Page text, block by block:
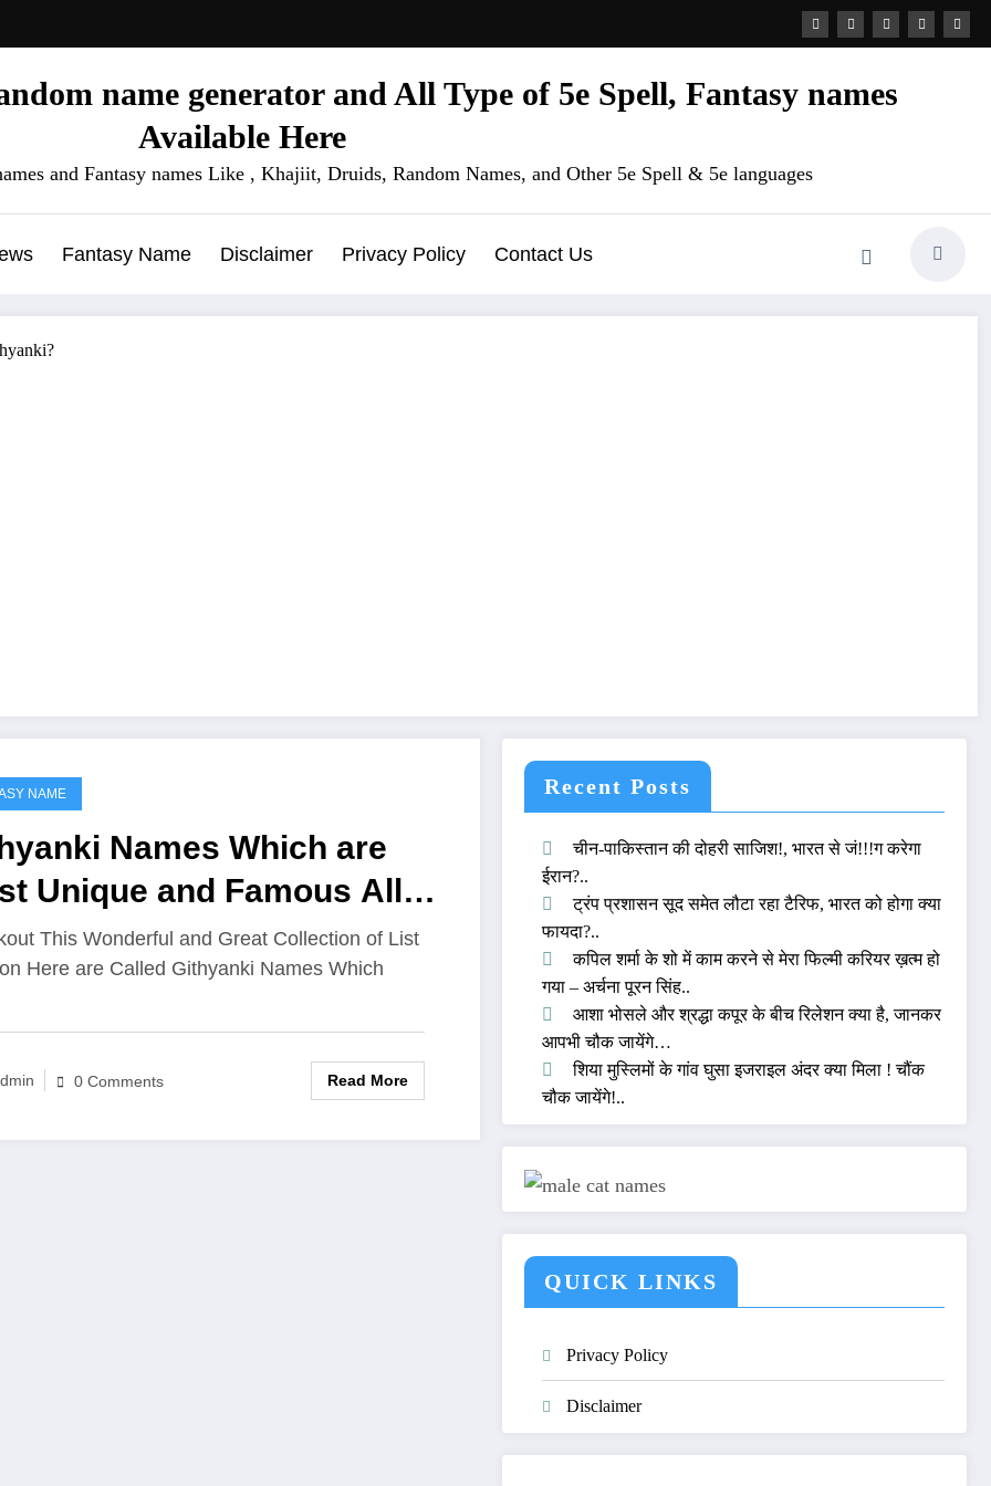
name generator and All Type of 5e Spell, Fantasy names
Available Here
and Fantasy names Like , Khajiit, Druids, Random Names, and Other 5e Spell & 5e languages
Fantasy Name Disclaimer Privacy Policy Contact Us
NAME
Names Which are
Unique and Famous All
The Worlds
This Wonderful and Great Collection of List
Here are Called Githyanki Names Which
0 Comments Read More
Recent Posts
चीन-पाकिस्तान की दोहरी साजिश!, भारत से जं!!!ग करेगा
ईरान?..
ट्रंप प्रशासन सूद समेत लौटा रहा टैरिफ, भारत को होगा क्या
फायदा?..
कपिल शर्मा के शो में काम करने से मेरा फिल्मी करियर ख़त्म हो
गया – अर्चना पूरन सिंह..
आशा भोसले और श्रद्धा कपूर के बीच रिलेशन क्या है, जानकर
आपभी चौक जायेंगे…
शिया मुस्लिमों के गांव घुसा इजराइल अंदर क्या मिला ! चौंक
चौक जायेंगे!..
QUICK LINKS
Privacy Policy
Disclaimer